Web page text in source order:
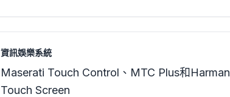
資訊娛樂系統
Maserati Touch Control、MTC Plus和Harman
Touch Screen